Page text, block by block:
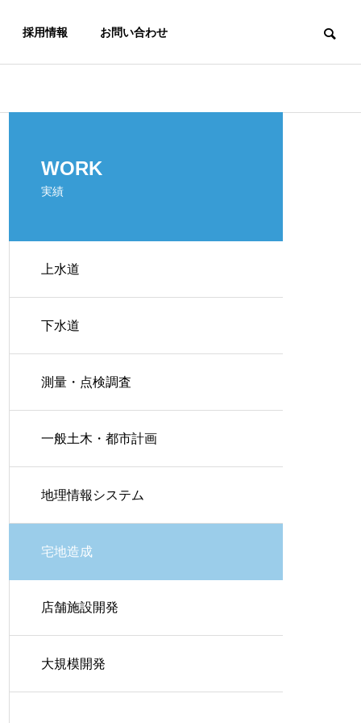
採用情報 お問い合わせ
WORK
実績
上水道
下水道
測量・点検調査
一般土木・都市計画
地理情報システム
宅地造成
店舗施設開発
大規模開発